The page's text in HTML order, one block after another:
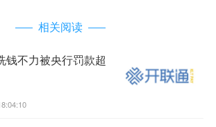
相关阅读
钱不力被央行罚款超